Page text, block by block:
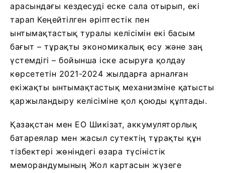
арасындағы кездесуді еске сала отырып, екі
тарап Кеңейтілген әріптестік пен
ынтымақтастық туралы келісімін екі басым
бағыт – тұрақты экономикалық өсу және заң
үстемдігі – бойынша іске асыруға қолдау
көрсететін 2021-2024 жылдарға арналған
екіжақты ынтымақтастық механизміне қатысты
қаржыландыру келісіміне қол қоюды құптады.
Қазақстан мен ЕО Шикізат, аккумуляторлық
батареялар мен жасыл сутектің тұрақты құн
тізбектері жөніндегі өзара түсіністік
меморандумының Жол картасын жүзеге